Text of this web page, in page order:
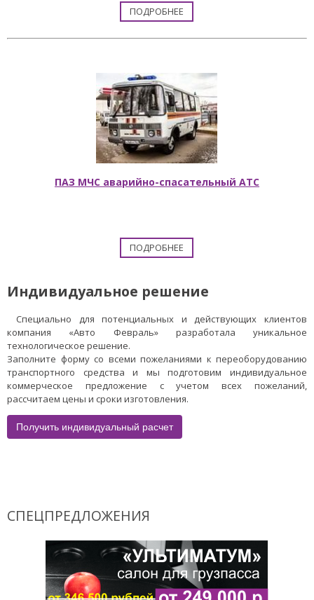
ПОДРОБНЕЕ
ПАЗ МЧС аварийно-спасательный АТС
ПОДРОБНЕЕ
Индивидуальное решение
Специально для потенциальных и действующих клиентов
компания «Авто Февраль» разработала уникальное
технологическое решение.
Заполните форму со всеми пожеланиями к переоборудованию
транспортного средства и мы подготовим индивидуальное
коммерческое предложение с учетом всех пожеланий,
рассчитаем цены и сроки изготовления.
Получить индивидуальный расчет
СПЕЦПРЕДЛОЖЕНИЯ